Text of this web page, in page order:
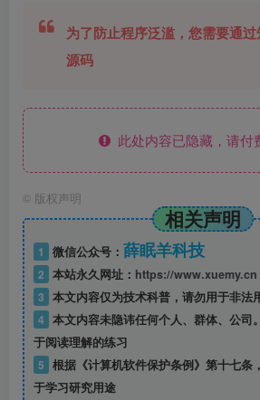
为了防止程序泛滥，您需要通
源码
此处内容已隐藏，请付
© 版权声明
相关声明
1 微信公众号： 薛眠羊科技
2 本站永久网址： https://www.xuemy.cn
3 本文内容仅为技术科普，请勿用于非法
4 本文内容未隐讳任何个人、群体、公司
于阅读理解的练习
5 根据《计算机软件保护条例》第十七条
于学习研究用途